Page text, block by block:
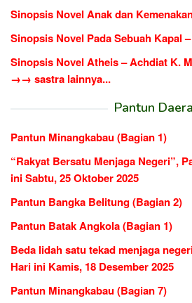
Sinopsis Novel Anak dan
Sinopsis Novel Pada Sebuah Kapal
Sinopsis Novel Atheis – Achdiat K.
→→ sastra lainnya...
Pantun
Pantun Minangkabau (Bagian 1)
“Rakyat Bersatu Menjaga Negeri”,
ini Sabtu, 25 Oktober 2025
Pantun Bangka Belitung (Bagian 2)
Pantun Batak Angkola (Bagian 1)
Beda lidah satu tekad menjaga
Hari ini Kamis, 18 Desember 2025
Pantun Minangkabau (Bagian 7)